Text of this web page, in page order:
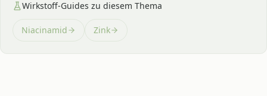
Wirkstoff-Guides zu diesem Thema
Niacinamid Zink